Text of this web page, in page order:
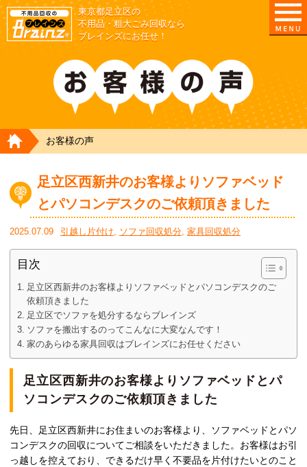
東京都足立区の
不用品・粗大ごみ回収なら
ブレインズにお任せ！
HOME
お客様の声
足立区西新井のお客様よりソファベッド
とパソコンデスクのご依頼頂きました
2025.07.09 引越し片付け, ソファ回収処分, 家具回収処分
目次
足立区西新井のお客様よりソファベッドとパソコンデスクのご
依頼頂きました
足立区でソファを処分するならブレインズ
ソファを搬出するのってこんなに大変なんです！
家のあらゆる家具回収はブレインズにお任せください
足立区西新井のお客様よりソファベッドとパ
ソコンデスクのご依頼頂きました
先日、足立区西新井にお住まいのお客様より、ソファベッドとパソ
コンデスクの回収についてご相談をいただきました。お客様はお引
っ越しを控えており、できるだけ早く不要品を片付けたいとのこと